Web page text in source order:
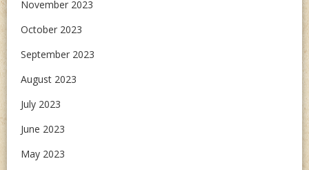
November 2023
October 2023
September 2023
August 2023
July 2023
June 2023
May 2023